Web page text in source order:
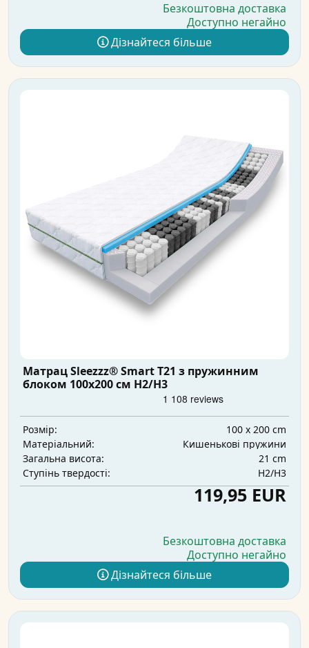
Безкоштовна доставка
Доступно негайно
Дізнайтеся більше
Матрац Sleezzz® Smart T21 з пружинним
блоком 100x200 см H2/H3
Розмір:
100 x 200 cm
Матеріальний:
Кишенькові пружини
Загальна висота:
21 cm
Ступінь твердості:
H2/H3
119,95 EUR
Безкоштовна доставка
Доступно негайно
Дізнайтеся більше